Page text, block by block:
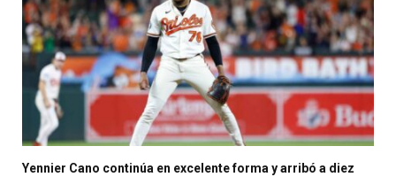
Yennier Cano continúa en excelente forma y arribó a diez